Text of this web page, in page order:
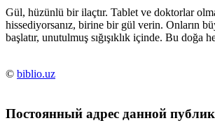
Gül, hüzünlü bir ilaçtır. Tablet ve doktorlar
hissediyorsanız, birine bir gül verin. Onların
başlatır, unutulmuş sığışıklık içinde. Bu doğa
© biblio.uz
Постоянный адрес данной